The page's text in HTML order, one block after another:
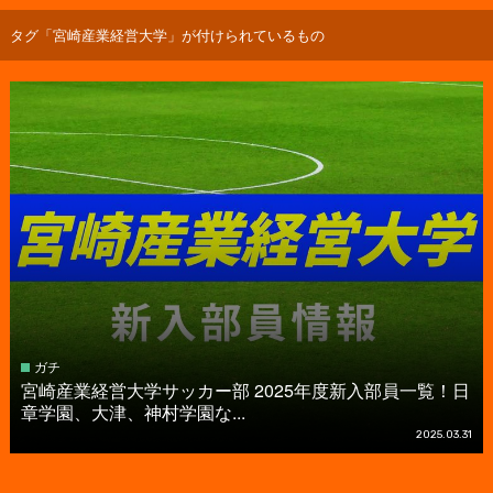
タグ「宮崎産業経営大学」が付けられているもの
ガチ
宮崎産業経営大学サッカー部 2025年度新入部員一覧！日
章学園、大津、神村学園な...
2025.03.31